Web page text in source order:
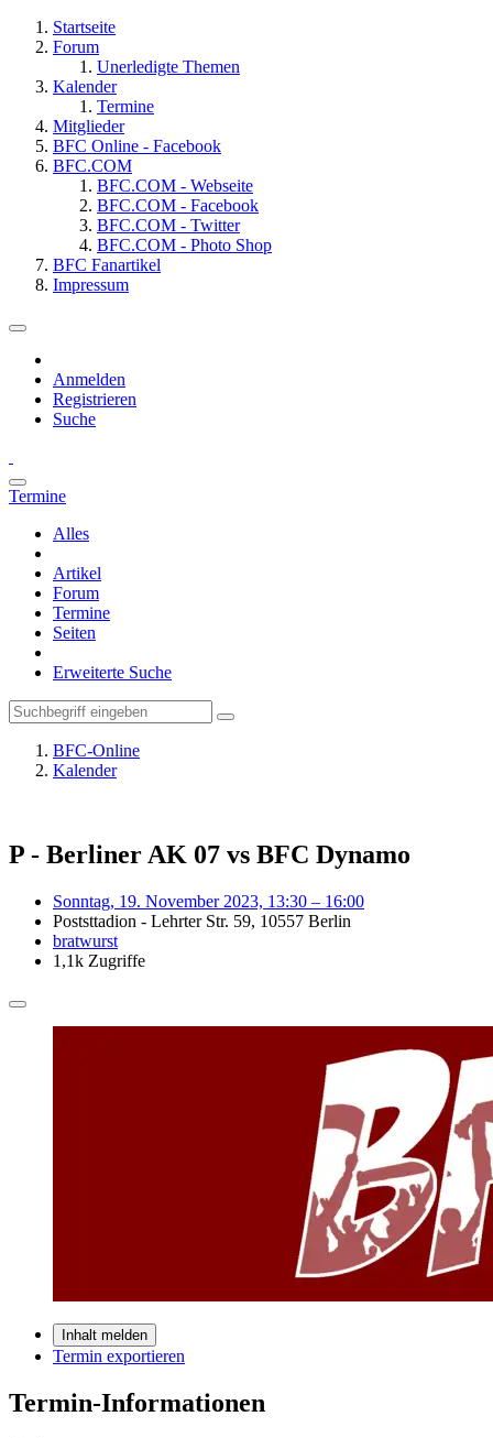
Startseite
Forum
Unerledigte Themen
Kalender
Termine
Mitglieder
BFC Online - Facebook
BFC.COM
BFC.COM - Webseite
BFC.COM - Facebook
BFC.COM - Twitter
BFC.COM - Photo Shop
BFC Fanartikel
Impressum
Anmelden
Registrieren
Suche
Termine
Alles
Artikel
Forum
Termine
Seiten
Erweiterte Suche
BFC-Online
Kalender
P - Berliner AK 07 vs BFC Dynamo
Sonntag, 19. November 2023, 13:30 – 16:00
Poststtadion - Lehrter Str. 59, 10557 Berlin
bratwurst
1,1k Zugriffe
Inhalt melden
Termin exportieren
Termin-Informationen